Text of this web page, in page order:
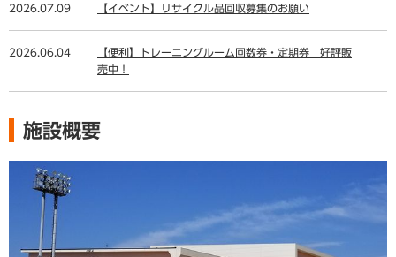
2026.07.09 【イベント】リサイクル品回収募集のお願い
2026.06.04
【便利】トレーニングルーム回数券・定期券 好評販
売中！
施設概要